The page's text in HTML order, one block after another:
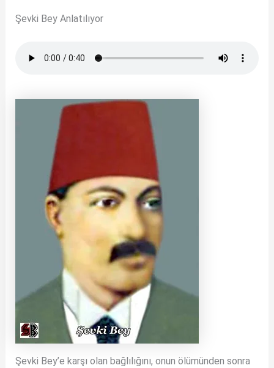
Şevki Bey Anlatılıyor
Şevki Bey’e karşı olan bağlılığını, onun ölümünden sonra